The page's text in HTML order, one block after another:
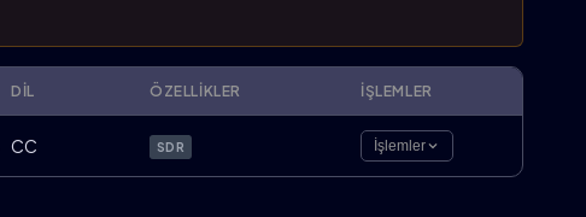
DIL ÖZELLIKLER İŞLEMLER
CC SDR İşlemler